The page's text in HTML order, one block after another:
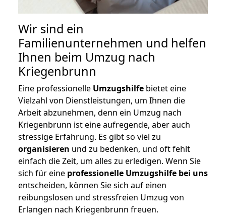
Wir sind ein
Familienunternehmen und helfen
Ihnen beim Umzug nach
Kriegenbrunn
Eine professionelle Umzugshilfe bietet eine
Vielzahl von Dienstleistungen, um Ihnen die
Arbeit abzunehmen, denn ein Umzug nach
Kriegenbrunn ist eine aufregende, aber auch
stressige Erfahrung. Es gibt so viel zu
organisieren und zu bedenken, und oft fehlt
einfach die Zeit, um alles zu erledigen. Wenn Sie
sich für eine professionelle Umzugshilfe bei uns
entscheiden, können Sie sich auf einen
reibungslosen und stressfreien Umzug von
Erlangen nach Kriegenbrunn freuen.